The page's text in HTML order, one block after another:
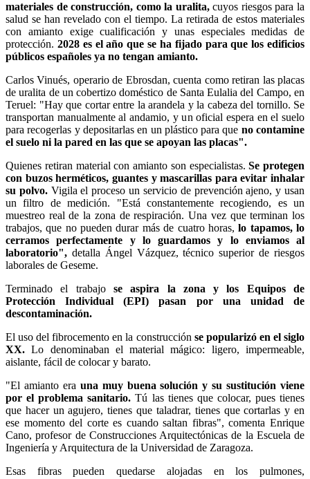
materiales de construcción, como la uralita,cuyos riesgos para la
salud se han revelado con el tiempo. La retirada de estos materiales
con amianto exige cualificación y unas especiales medidas de
protección. 2028 es el año que se ha fijado para que los edificios
públicos españoles ya no tengan amianto.
Carlos Vinués, operario de Ebrosdan, cuenta como retiran las placas
de uralita de un cobertizo doméstico de Santa Eulalia del Campo, en
Teruel: "Hay que cortar entre la arandela y la cabeza del tornillo. Se
transportan manualmente al andamio, y un oficial espera en el suelo
para recogerlas y depositarlas en un plástico para que no contamine
el suelo ni la pared en las que se apoyan las placas".
Quienes retiran material con amianto son especialistas. Se protegen
con buzos herméticos, guantes y mascarillas para evitar inhalar
su polvo. Vigila el proceso un servicio de prevención ajeno, y usan
un filtro de medición. "Está constantemente recogiendo, es un
muestreo real de la zona de respiración. Una vez que terminan los
trabajos, que no pueden durar más de cuatro horas, lo tapamos, lo
cerramos perfectamente y lo guardamos y lo enviamos al
laboratorio", detalla Ángel Vázquez, técnico superior de riesgos
laborales de Geseme.
Terminado el trabajo se aspira la zona y los Equipos de
Protección Individual (EPI) pasan por una unidad de
descontaminación.
El uso del fibrocemento en la construcción se popularizó en el siglo
XX.Lo denominaban el material mágico: ligero, impermeable,
aislante, fácil de colocar y barato.
"El amianto era una muy buena solución y su sustitución viene
por el problema sanitario. Tú las tienes que colocar, pues tienes
que hacer un agujero, tienes que taladrar, tienes que cortarlas y en
ese momento del corte es cuando saltan fibras", comenta Enrique
Cano, profesor de Construcciones Arquitectónicas de la Escuela de
Ingeniería y Arquitectura de la Universidad de Zaragoza.
Esas fibras pueden quedarse alojadas en los pulmones,